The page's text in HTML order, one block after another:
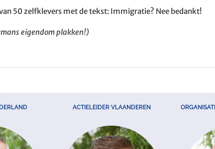
50 zelfklevers met de tekst: Immigratie? Nee bedankt!
eigendom plakken!)
ACTIELEIDER VLAANDEREN